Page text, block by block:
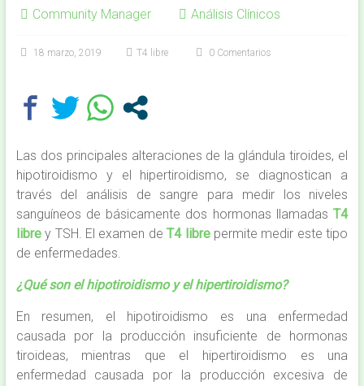
Community Manager Análisis Clínicos
18 marzo, 2019 T4 libre 0 Comentarios
Las dos principales alteraciones de la glándula tiroides, el
hipotiroidismo y el hipertiroidismo, se diagnostican a
través del análisis de sangre para medir los niveles
sanguíneos de básicamente dos hormonas llamadasT4
librey TSH. El examen de T4 librepermite medir este tipo
de enfermedades.
¿Qué son el hipotiroidismo y el hipertiroidismo?
En resumen, el hipotiroidismo es una enfermedad
causada por la producción insuficiente de hormonas
tiroideas, mientras que el hipertiroidismo es una
enfermedad causada por la producción excesiva de